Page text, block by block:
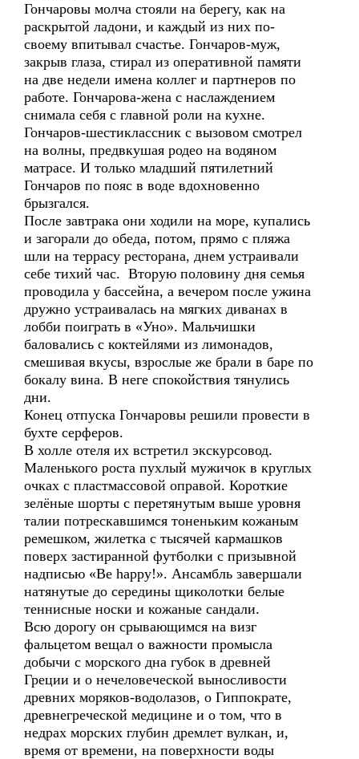
Гончаровы молча стояли на берегу, как на
раскрытой ладони, и каждый из них по-
своему впитывал счастье. Гончаров-муж,
закрыв глаза, стирал из оперативной памяти
на две недели имена коллег и партнеров по
работе. Гончарова-жена с наслаждением
снимала себя с главной роли на кухне.
Гончаров-шестиклассник с вызовом смотрел
на волны, предвкушая родео на водяном
матрасе. И только младший пятилетний
Гончаров по пояс в воде вдохновенно
брызгался.
После завтрака они ходили на море, купались
и загорали до обеда, потом, прямо с пляжа
шли на террасу ресторана, днем устраивали
себе тихий час. Вторую половину дня семья
проводила у бассейна, а вечером после ужина
дружно устраивалась на мягких диванах в
лобби поиграть в «Уно». Мальчишки
баловались с коктейлями из лимонадов,
смешивая вкусы, взрослые же брали в баре по
бокалу вина. В неге спокойствия тянулись
дни.
Конец отпуска Гончаровы решили провести в
бухте серферов.
В холле отеля их встретил экскурсовод.
Маленького роста пухлый мужичок в круглых
очках с пластмассовой оправой. Короткие
зелёные шорты с перетянутым выше уровня
талии потрескавшимся тоненьким кожаным
ремешком, жилетка с тысячей кармашков
поверх застиранной футболки с призывной
надписью «Be happy!». Ансамбль завершали
натянутые до середины щиколотки белые
теннисные носки и кожаные сандали.
Всю дорогу он срывающимся на визг
фальцетом вещал о важности промысла
добычи с морского дна губок в древней
Греции и о нечеловеческой выносливости
древних моряков-водолазов, о Гиппократе,
древнегреческой медицине и о том, что в
недрах морских глубин дремлет вулкан, и,
время от времени, на поверхности воды